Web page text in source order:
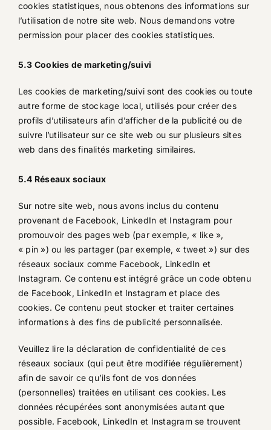
cookies statistiques, nous obtenons des informations sur
l’utilisation de notre site web. Nous demandons votre
permission pour placer des cookies statistiques.
5.3 Cookies de marketing/suivi
Les cookies de marketing/suivi sont des cookies ou toute
autre forme de stockage local, utilisés pour créer des
profils d’utilisateurs afin d’afficher de la publicité ou de
suivre l’utilisateur sur ce site web ou sur plusieurs sites
web dans des finalités marketing similaires.
5.4 Réseaux sociaux
Sur notre site web, nous avons inclus du contenu
provenant de Facebook, LinkedIn et Instagram pour
promouvoir des pages web (par exemple, « like »,
« pin ») ou les partager (par exemple, « tweet ») sur des
réseaux sociaux comme Facebook, LinkedIn et
Instagram. Ce contenu est intégré grâce un code obtenu
de Facebook, LinkedIn et Instagram et place des
cookies. Ce contenu peut stocker et traiter certaines
informations à des fins de publicité personnalisée.
Veuillez lire la déclaration de confidentialité de ces
réseaux sociaux (qui peut être modifiée régulièrement)
afin de savoir ce qu’ils font de vos données
(personnelles) traitées en utilisant ces cookies. Les
données récupérées sont anonymisées autant que
possible. Facebook, LinkedIn et Instagram se trouvent